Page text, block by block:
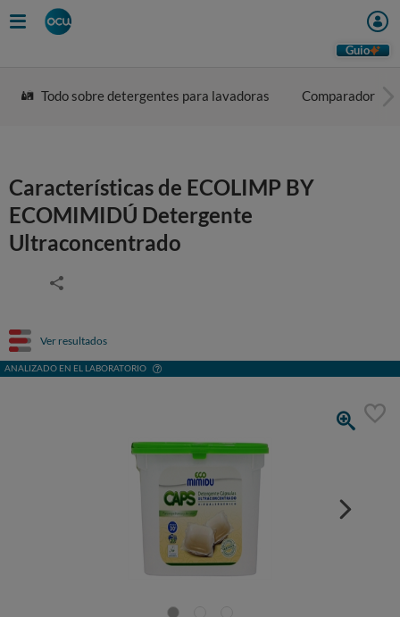
Guio
Todo sobre detergentes para lavadoras Comparador
Características de ECOLIMP BY
ECOMIMIDÚ Detergente
Ultraconcentrado
Ver resultados
ANALIZADO EN EL LABORATORIO